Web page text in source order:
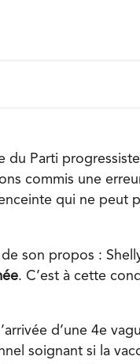
Parti
commis une
qui ne peut
son propos :
. C’est à cette
d’une 4e
soignant si la